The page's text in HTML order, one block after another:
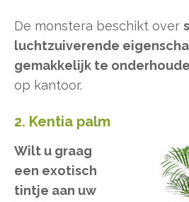
De monstera beschikt over
luchtzuiverende
gemakkelijk te
op kantoor.
2. Kentia palm
Wilt u graag
een exotisch
tintje aan uw